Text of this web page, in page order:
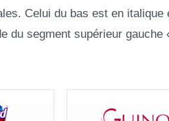
Celui du bas est en italique
du segment supérieur gauche